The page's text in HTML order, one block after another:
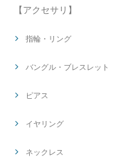
【アクセサリ】
指輪・リング
バングル・ブレスレット
ピアス
イヤリング
ネックレス